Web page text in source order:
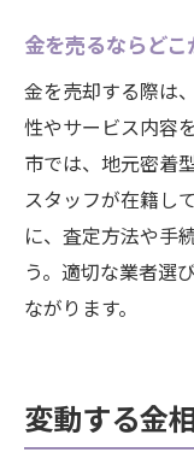
金投資
大府市
金相場
金価格
成功す
金を売るならど
金を売却する際は
性やサービス内容
市では、地元密着
スタッフが在籍し
に、査定方法や手
う。適切な業者選
ながります。
変動する金